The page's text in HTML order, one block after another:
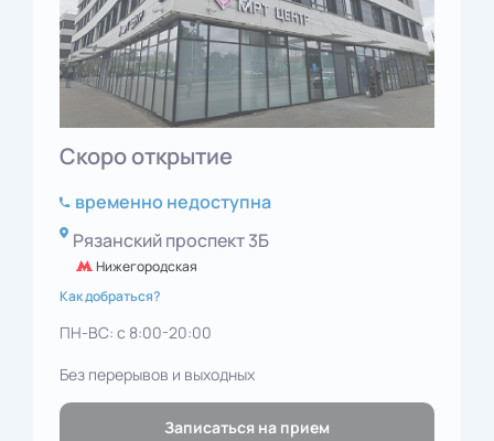
Скоро открытие
временно недоступна
Рязанский проспект 3Б
Нижегородская
Как добраться?
ПН-ВС: с 8:00-20:00
Без перерывов и выходных
Записаться на прием